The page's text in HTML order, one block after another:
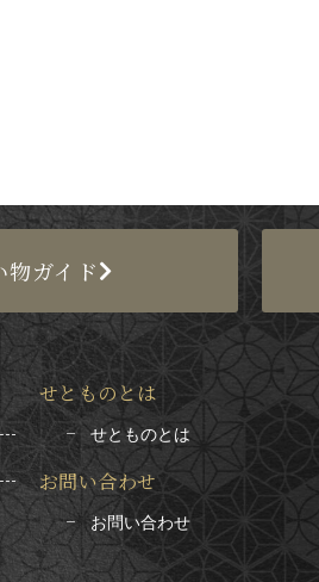
物ガイド
せとものとは
せとものとは
お問い合わせ
お問い合わせ